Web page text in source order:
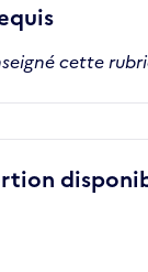
cette